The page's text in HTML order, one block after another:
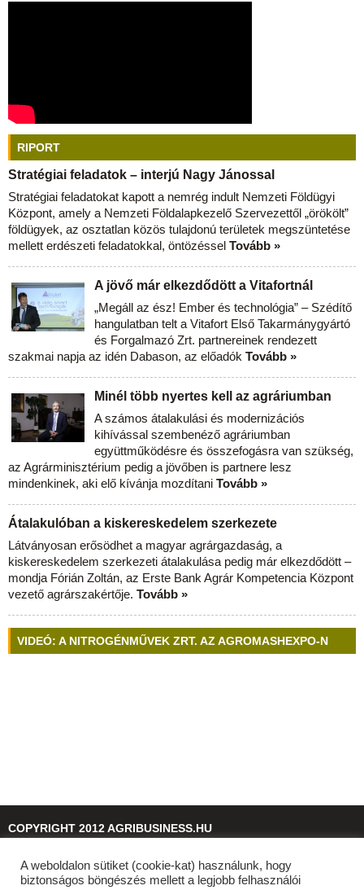
RIPORT
Stratégiai feladatok – interjú Nagy Jánossal
Stratégiai feladatokat kapott a nemrég indult Nemzeti Földügyi
Központ, amely a Nemzeti Földalapkezelő Szervezettől „örökölt”
földügyek, az osztatlan közös tulajdonú területek megszüntetése
mellett erdészeti feladatokkal, öntözéssel Tovább »
A jövő már elkezdődött a Vitafortnál
„Megáll az ész! Ember és technológia” – Szédítő
hangulatban telt a Vitafort Első Takarmánygyártó
és Forgalmazó Zrt. partnereinek rendezett
szakmai napja az idén Dabason, az előadók Tovább »
Minél több nyertes kell az agráriumban
A számos átalakulási és modernizációs
kihívással szembenéző agráriumban
együttműködésre és összefogásra van szükség,
az Agrárminisztérium pedig a jövőben is partnere lesz
mindenkinek, aki elő kívánja mozdítani Tovább »
Átalakulóban a kiskereskedelem szerkezete
Látványosan erősödhet a magyar agrárgazdaság, a
kiskereskedelem szerkezeti átalakulása pedig már elkezdődött –
mondja Fórián Zoltán, az Erste Bank Agrár Kompetencia Központ
vezető agrárszakértője. Tovább »
VIDEÓ: A NITROGÉNMŰVEK ZRT. AZ AGROMASHEXPO-N
COPYRIGHT 2012 AGRIBUSINESS.HU
© 2026agribusiness.hu
A weboldalon sütiket (cookie-kat) használunk, hogy
biztonságos böngészés mellett a legjobb felhasználói